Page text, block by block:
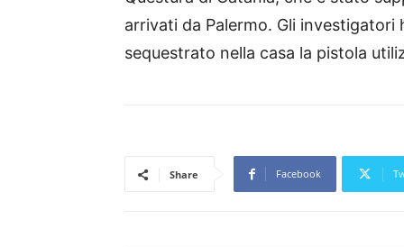
arrivati da Palermo. Gli
sequestrato nella casa la pistola
Share Facebook